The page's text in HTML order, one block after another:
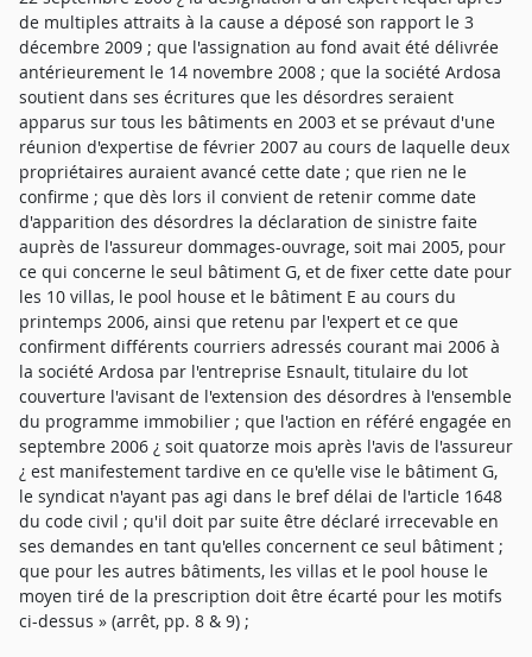
de multiples attraits à la cause a déposé son rapport le 3
décembre 2009 ; que l'assignation au fond avait été délivrée
antérieurement le 14 novembre 2008 ; que la société Ardosa
soutient dans ses écritures que les désordres seraient
apparus sur tous les bâtiments en 2003 et se prévaut d'une
réunion d'expertise de février 2007 au cours de laquelle deux
propriétaires auraient avancé cette date ; que rien ne le
confirme ; que dès lors il convient de retenir comme date
d'apparition des désordres la déclaration de sinistre faite
auprès de l'assureur dommages-ouvrage, soit mai 2005, pour
ce qui concerne le seul bâtiment G, et de fixer cette date pour
les 10 villas, le pool house et le bâtiment E au cours du
printemps 2006, ainsi que retenu par l'expert et ce que
confirment différents courriers adressés courant mai 2006 à
la société Ardosa par l'entreprise Esnault, titulaire du lot
couverture l'avisant de l'extension des désordres à l'ensemble
du programme immobilier ; que l'action en référé engagée en
septembre 2006 ¿ soit quatorze mois après l'avis de l'assureur
¿ est manifestement tardive en ce qu'elle vise le bâtiment G,
le syndicat n'ayant pas agi dans le bref délai de l'article 1648
du code civil ; qu'il doit par suite être déclaré irrecevable en
ses demandes en tant qu'elles concernent ce seul bâtiment ;
que pour les autres bâtiments, les villas et le pool house le
moyen tiré de la prescription doit être écarté pour les motifs
ci-dessus » (arrêt, pp. 8 & 9) ;